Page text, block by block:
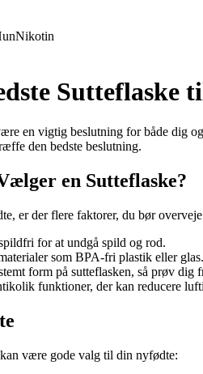
Nikotin
Sutteflaske
en vigtig beslutning for både dig
den bedste beslutning.
en Sutteflaske?
er der flere faktorer, du bør
for at undgå spild og rod.
som BPA-fri plastik eller glas.
form på sutteflasken, så prøv dig
funktioner, der kan reducere
være gode valg til din nyfødte: